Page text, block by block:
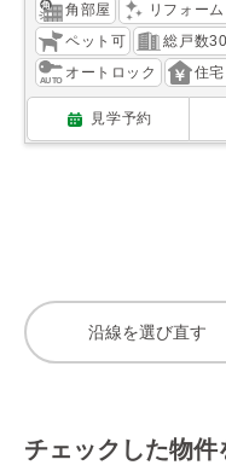
角部屋 リフォー
ペット可
総戸数
オートロック
住
見学予約
沿線を選び直す
チェックした物件